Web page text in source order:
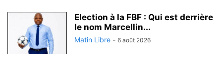
Election à la FBF : Qui est derrière
le nom Marcellin...
Matin Libre - 6 août 2026